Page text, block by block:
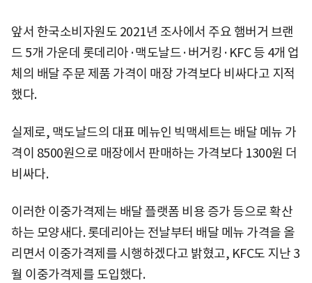
앞서 한국소비자원도 2021년 조사에서 주요 햄버거 브랜
드 5개 가운데 롯데리아·맥도날드·버거킹·KFC 등 4개 업
체의 배달 주문 제품 가격이 매장 가격보다 비싸다고 지적
했다.
실제로, 맥도날드의 대표 메뉴인 빅맥세트는 배달 메뉴 가
격이 8500원으로 매장에서 판매하는 가격보다 1300원 더
비싸다.
이러한 이중가격제는 배달 플랫폼 비용 증가 등으로 확산
하는 모양새다. 롯데리아는 전날부터 배달 메뉴 가격을 올
리면서 이중가격제를 시행하겠다고 밝혔고, KFC도 지난 3
월 이중가격제를 도입했다.